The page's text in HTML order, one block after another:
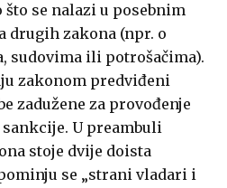
se nalazi u posebnim
drugih zakona (npr. o
sudovima ili potrošačima).
zakonom predviđeni
zadužene za provođenje
U preambuli
stoje dvije doista
se „strani vladari i